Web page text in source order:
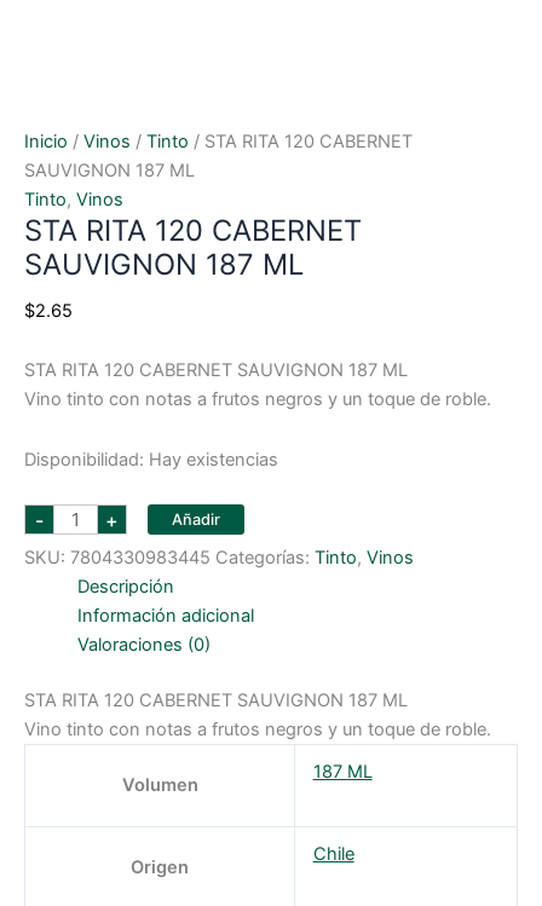
Inicio / Vinos / Tinto / STA RITA 120 CABERNET
SAUVIGNON 187 ML
Tinto, Vinos
STA RITA 120 CABERNET
SAUVIGNON 187 ML
$2.65
STA RITA 120 CABERNET SAUVIGNON 187 ML
Vino tinto con notas a frutos negros y un toque de roble.
Disponibilidad: Hay existencias
- STA
RITA
120
CABERNET
SAUVIGNON
187
+ Añadir
SKU: 7804330983445 Categorías: Tinto, Vinos
Descripción
Información adicional
Valoraciones (0)
STA RITA 120 CABERNET SAUVIGNON 187 ML
Vino tinto con notas a frutos negros y un toque de roble.
Volumen
187 ML
Origen
Chile